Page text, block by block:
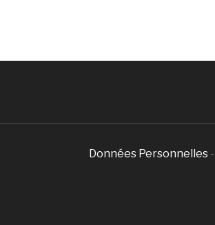
Données Personnelles -